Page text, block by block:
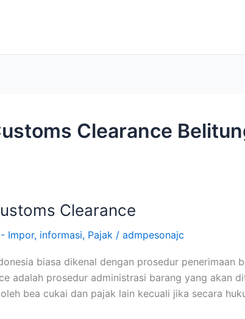
Clearance
Clearance
Impor, informasi, Pajak / admpesonajc
biasa dikenal dengan prosedur
adalah prosedur administrasi barang yang akan
bea cukai dan pajak lain kecuali jika secara